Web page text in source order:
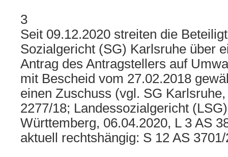
3
Seit 09.12.2020 streiten die
Sozialgericht (SG) Karlsruhe über
Antrag des Antragstellers auf
mit Bescheid vom 27.02.2018
einen Zuschuss (vgl. SG
2277/18; Landessozialgericht
Württemberg, 06.04.2020, L 3 AS
aktuell rechtshängig: S 12 AS